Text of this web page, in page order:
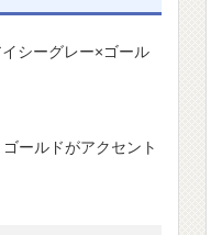
シーグレー×ゴール
ールドがアクセント